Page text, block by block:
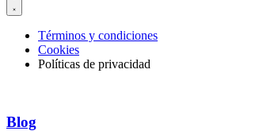
Términos y condiciones
Cookies
Políticas de privacidad
Blog